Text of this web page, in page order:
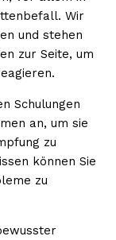
Wir
und stehen
zur Seite, um
Schulungen
an, um sie
zu
können Sie
zu